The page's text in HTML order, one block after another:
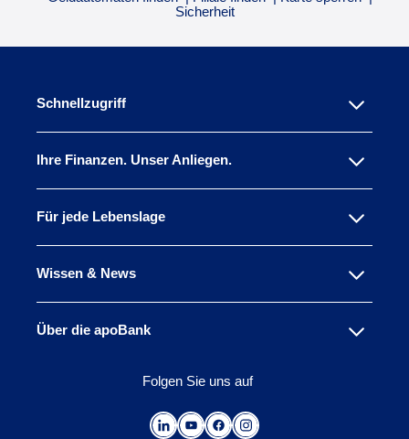
Sicherheit
Schnellzugriff
Ihre Finanzen. Unser Anliegen.
Für jede Lebenslage
Wissen & News
Über die apoBank
Folgen Sie uns auf